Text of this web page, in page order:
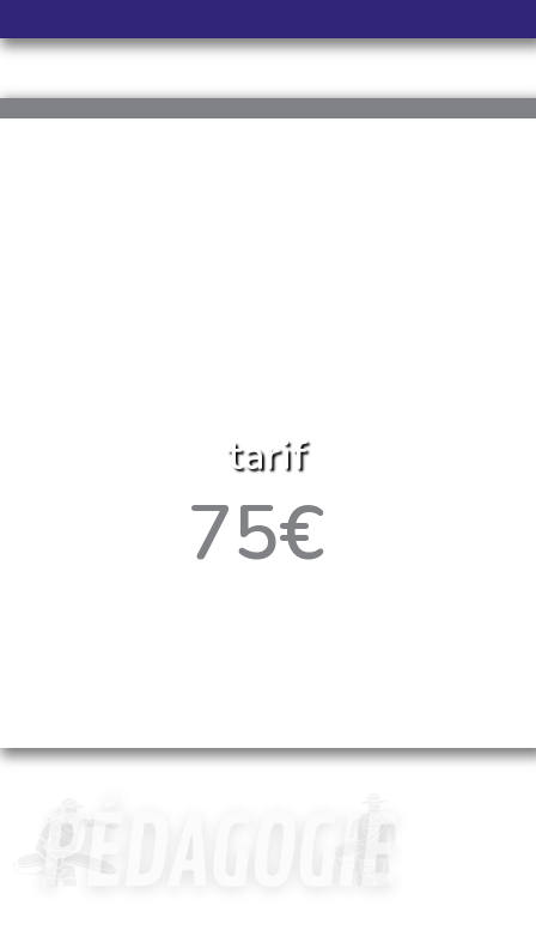
tarif
75€